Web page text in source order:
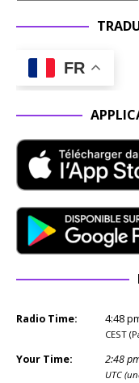
FR
Radio Time: 4:48
CEST
Your Time: 2:48
UTC